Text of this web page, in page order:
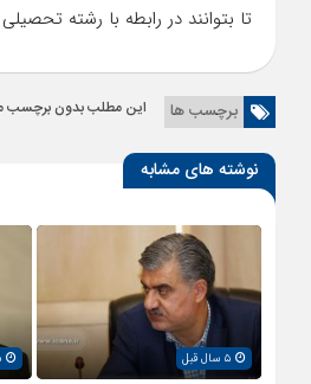
تا بتوانند در رابطه با رشته
برچسب ها این مطلب بدون برچسب
نوشته های مشابه
۵ سال قبل ۵ سال قبل